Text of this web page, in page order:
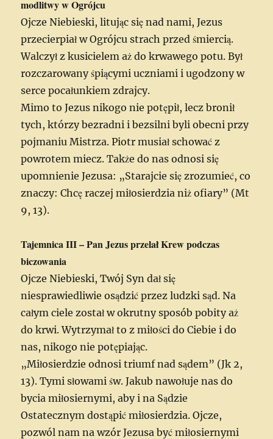
modlitwy w Ogrójcu
Ojcze Niebieski, litując się nad nami, Jezus
przecierpiał w Ogrójcu strach przed śmiercią.
Walczył z kusicielem aż do krwawego potu. Był
rozczarowany śpiącymi uczniami i ugodzony w
serce pocałunkiem zdrajcy.
Mimo to Jezus nikogo nie potępił, lecz bronił
tych, którzy bezradni i bezsilni byli obecni przy
pojmaniu Mistrza. Piotr musiał schować z
powrotem miecz. Także do nas odnosi się
upomnienie Jezusa: „Starajcie się zrozumieć, co
znaczy: Chcę raczej miłosierdzia niż ofiary” (Mt
9, 13).
Tajemnica III– Pan Jezus przelał Krew podczas
biczowania
Ojcze Niebieski, Twój Syn dał się
niesprawiedliwie osądzić przez ludzki sąd. Na
całym ciele został w okrutny sposób pobity aż
do krwi. Wytrzymał to z miłości do Ciebie i do
nas, nikogo nie potępiając.
„Miłosierdzie odnosi triumf nad sądem” (Jk 2,
13). Tymi słowami św. Jakub nawołuje nas do
bycia miłosiernymi, aby i na Sądzie
Ostatecznym dostąpić miłosierdzia. Ojcze,
pozwól nam na wzór Jezusa być miłosiernymi